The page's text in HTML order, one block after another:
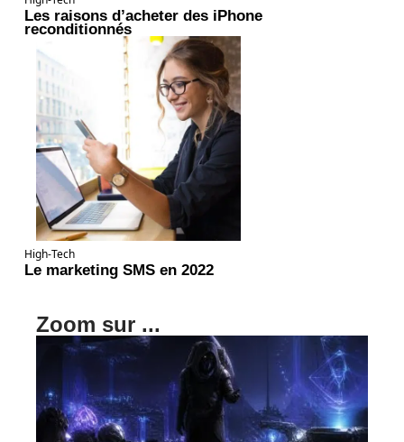
Les raisons d’acheter des iPhone
reconditionnés
High-Tech
Le marketing SMS en 2022
Zoom sur ...